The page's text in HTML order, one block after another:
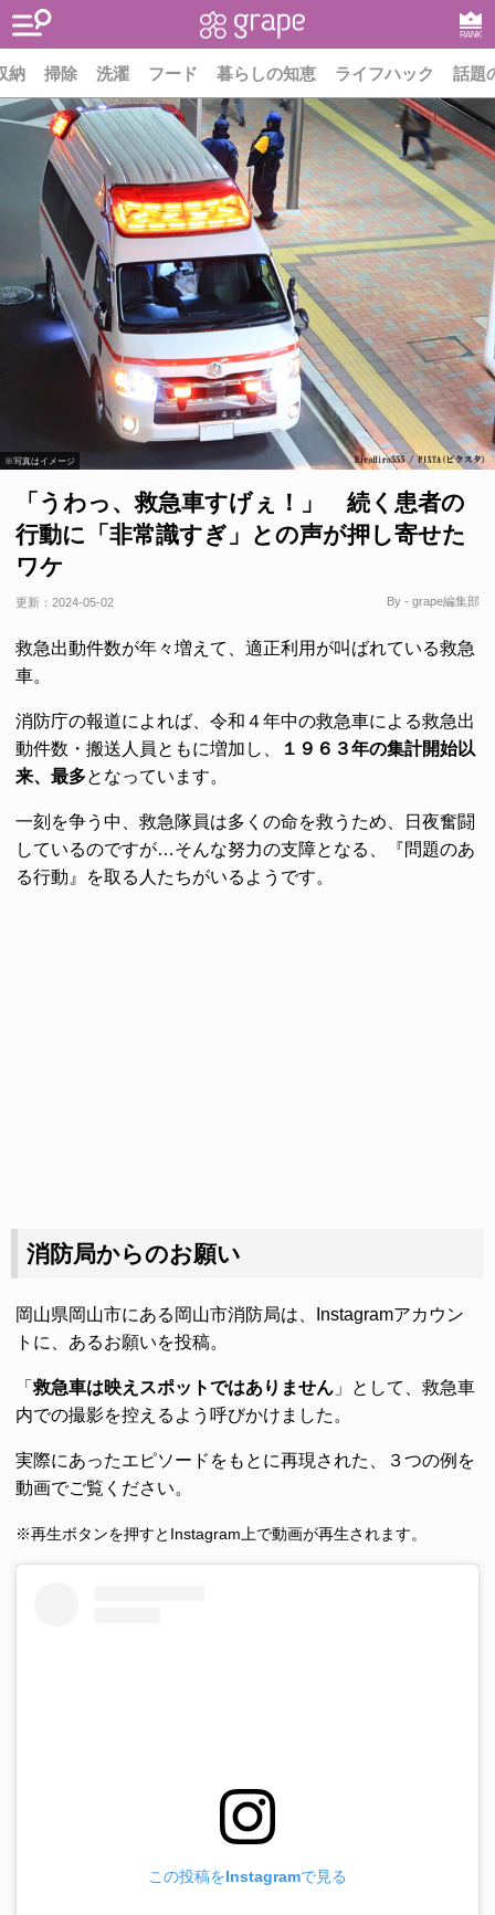
RANK
納 掃除 洗濯 フード 暮らしの知恵 ライフハック 話題
※写真はイメージ
「うわっ、救急車すげぇ！」 続く患者の
行動に「非常識すぎ」との声が押し寄せた
ワケ
更新： 2024-05-02 By - grape編集部
救急出動件数が年々増えて、適正利用が叫ばれている救急
車。
消防庁の報道によれば、令和４年中の救急車による救急出
動件数・搬送人員ともに増加し、
１９６３年の集計開始以
来、最多となっています。
一刻を争う中、救急隊員は多くの命を救うため、日夜奮闘
しているのですが…そんな努力の支障となる、『問題のあ
る行動』を取る人たちがいるようです。
消防局からのお願い
岡山県岡山市にある岡山市消防局は、Instagramアカウン
トに、あるお願いを投稿。
「救急車は映えスポットではありません 」として、救急車
内での撮影を控えるよう呼びかけました。
実際にあったエピソードをもとに再現された、３つの例を
動画でご覧ください。
※再生ボタンを押すとInstagram上で動画が再生されます。
この投稿をInstagramで見る